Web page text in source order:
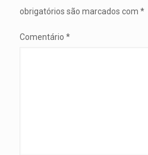
obrigatórios são marcados com *
Comentário *